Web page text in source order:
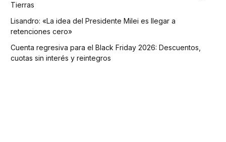
Tierras
Lisandro: «La idea del Presidente Milei es llegar a
retenciones cero»
Cuenta regresiva para el Black Friday 2026: Descuentos,
cuotas sin interés y reintegros